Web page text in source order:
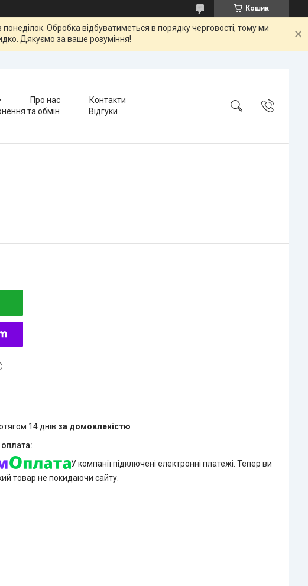
Кошик
Обробка відбуватиметься в порядку черговості, тому ми
Дякуємо за ваше розуміння!
Про нас
Контакти
та обмін Відгуки
14 днів за домовленістю
У компанії підключені електронні платежі. Тепер ви
товар не покидаючи сайту.